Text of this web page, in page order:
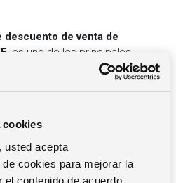
cookies
usted acepta
cookies para mejorar la
el contenido de acuerdo
descuento de venta de
, es uno de los principales
alemán y europeo en el
a Gran Escala. La
Hungría y Rumania, con un total
venta.
Market es la satisfacción
no sólo una amplia selección